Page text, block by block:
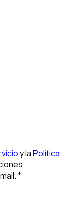
y laPolítica
*